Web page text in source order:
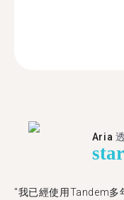
Aria
star
"我已經使用Tandem多